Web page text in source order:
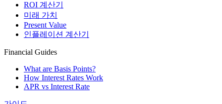
ROI 계산기
미래 가치
Present Value
인플레이션 계산기
Financial Guides
What are Basis Points?
How Interest Rates Work
APR vs Interest Rate